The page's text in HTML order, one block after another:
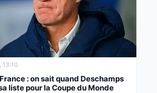
13:10
: on sait quand Deschamps
liste pour la Coupe du Monde